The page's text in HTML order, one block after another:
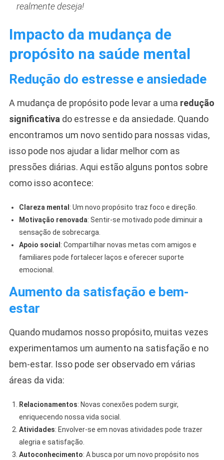
realmente deseja!
Impacto da mudança de
propósito na saúde mental
Redução do estresse e ansiedade
A mudança de propósito pode levar a uma redução
significativa do estresse e da ansiedade. Quando
encontramos um novo sentido para nossas vidas,
isso pode nos ajudar a lidar melhor com as
pressões diárias. Aqui estão alguns pontos sobre
como isso acontece:
Clareza mental : Um novo propósito traz foco e direção.
Motivação renovada: Sentir-se motivado pode diminuir a
sensação de sobrecarga.
Apoio social : Compartilhar novas metas com amigos e
familiares pode fortalecer laços e oferecer suporte
emocional.
Aumento da satisfação e bem-
estar
Quando mudamos nosso propósito, muitas vezes
experimentamos um aumento na satisfação e no
bem-estar. Isso pode ser observado em várias
áreas da vida:
Relacionamentos: Novas conexões podem surgir,
enriquecendo nossa vida social.
Atividades: Envolver-se em novas atividades pode trazer
alegria e satisfação.
Autoconhecimento: A busca por um novo propósito nos